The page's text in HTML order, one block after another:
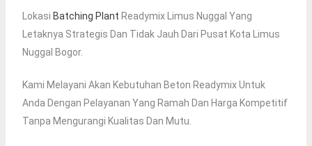
Lokasi Batching Plant Readymix Limus Nuggal Yang
Letaknya Strategis Dan Tidak Jauh Dari Pusat Kota Limus
Nuggal Bogor.
Kami Melayani Akan Kebutuhan Beton Readymix Untuk
Anda Dengan Pelayanan Yang Ramah Dan Harga Kompetitif
Tanpa Mengurangi Kualitas Dan Mutu.